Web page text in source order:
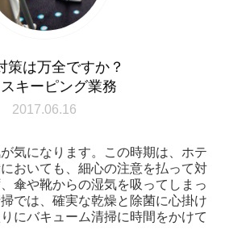
策は万全ですか？
キーピング業務
2017.06.16
気になります。この時期は、ホテ
おいても、細心の注意を払って対
傘や靴からの湿気を吸ってしまっ
では、確実な乾燥と除菌に心掛け
にバキューム清掃に時間をかけて